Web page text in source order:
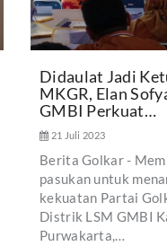
Didaulat Jadi
MKGR, Elan
GMBI Perkuat…
21 Juli 2023
Berita Golkar -
pasukan untuk
kekuatan Partai
Distrik LSM GMBI
Purwakarta,…